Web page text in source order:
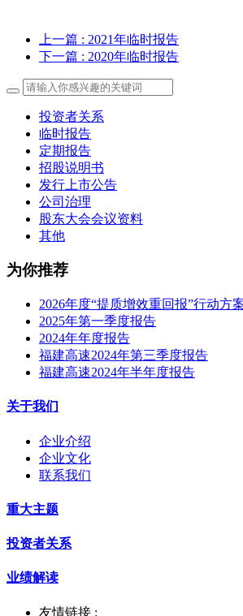
上一篇 : 2021年临时报告
下一篇 : 2020年临时报告
投资者关系
临时报告
定期报告
招股说明书
发行上市公告
公司治理
股东大会会议资料
其他
为你推荐
2026年度“提质增效重回报”行动方
2025年第一季度报告
2024年年度报告
福建高速2024年第三季度报告
福建高速2024年半年度报告
关于我们
企业介绍
企业文化
联系我们
重大主题
投资者关系
业绩解读
友情链接 :